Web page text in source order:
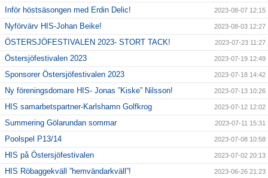
Inför höstsäsongen med Erdin Delic! 2023-08-07 12:15
Nyförvärv HIS-Johan Beike! 2023-08-03 12:27
ÖSTERSJÖFESTIVALEN 2023- STORT TACK! 2023-07-23 11:27
Östersjöfestivalen 2023 2023-07-19 12:49
Sponsorer Östersjöfestivalen 2023 2023-07-18 14:42
Ny föreningsdomare HIS- Jonas ”Kiske” Nilsson! 2023-07-13 10:26
HIS samarbetspartner-Karlshamn Golfkrog 2023-07-12 12:02
Summering Gölarundan sommar 2023-07-11 15:31
Poolspel P13/14 2023-07-08 10:58
HIS på Östersjöfestivalen 2023-07-02 20:13
HIS Röbaggekväll ”hemvändarkväll”! 2023-06-26 21:23